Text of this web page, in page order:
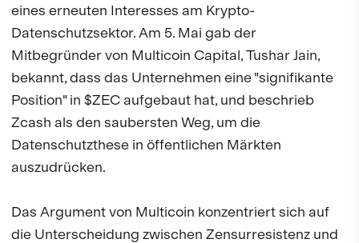
eines erneuten Interesses am Krypto-
Datenschutzsektor. Am 5. Mai gab der
Mitbegründer von Multicoin Capital, Tushar Jain,
bekannt, dass das Unternehmen eine "signifikante
Position" in $ZEC aufgebaut hat, und beschrieb
Zcash als den saubersten Weg, um die
Datenschutzthese in öffentlichen Märkten
auszudrücken.
Das Argument von Multicoin konzentriert sich auf
die Unterscheidung zwischen Zensurresistenz und